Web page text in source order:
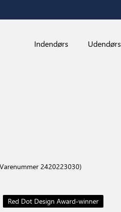
Indendørs Udendørs
2420223030)
Red Dot Design Award-winner